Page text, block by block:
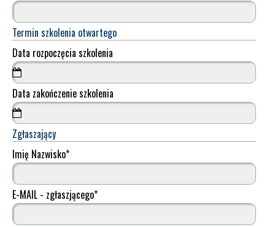
Termin szkolenia otwartego
Data rozpoczęcia szkolenia
Data zakończenie szkolenia
Zgłaszający
Imię Nazwisko*
E-MAIL - zgłaszjącego*